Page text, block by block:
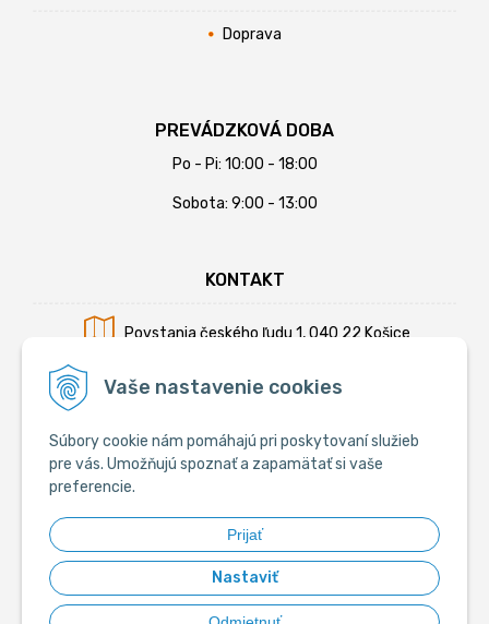
Vaše nastavenie cookies
Súbory cookie nám pomáhajú pri poskytovaní služieb
pre vás. Umožňujú spoznať a zapamätať si vaše
preferencie.
Prijať
Nastaviť
Doprava
PREVÁDZKOVÁ DOBA
Po - Pi: 10:00 - 18:00
Sobota: 9:00 - 13:00
KONTAKT
Povstania českého ľudu 1, 040 22 Košice
Mobil:+421 902 794 355
E-mail:info@krmiva.sk